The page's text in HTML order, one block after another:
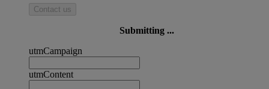
Contact us
Submitting ...
utmCampaign
utmContent